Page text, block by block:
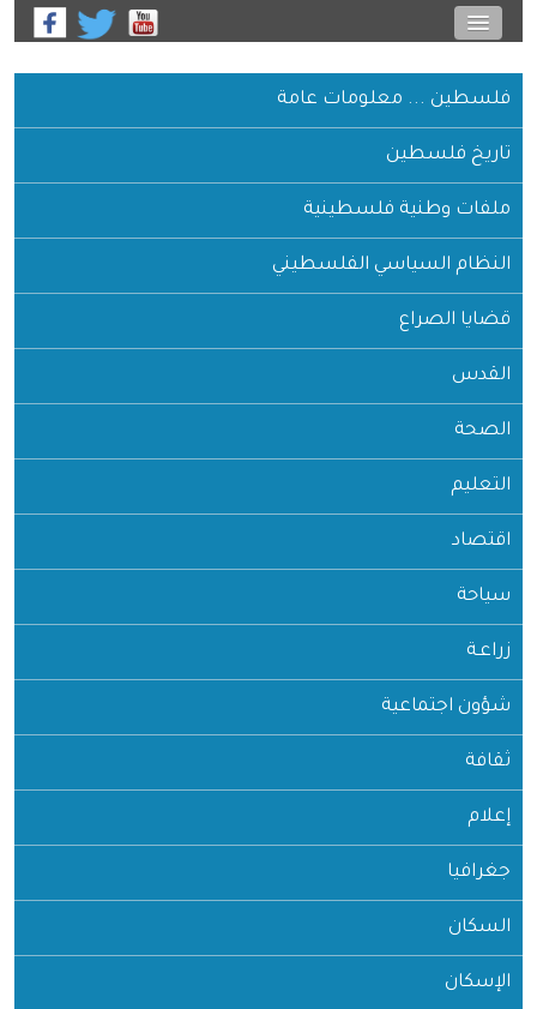
فلسطين ... معلومات عامة
تاريخ فلسطين
ملفات وطنية فلسطينية
النظام السياسي الفلسطيني
قضايا الصراع
القدس
الصحة
التعليم
اقتصاد
سياحة
زراعـة
شؤون اجتماعية
ثقافة
إعلام
جغرافيا
السكان
الإسكان